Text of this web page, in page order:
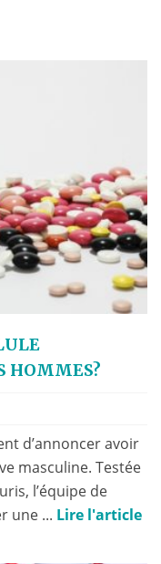
HOMMES?
d’annoncer avoir
masculine. Testée
l’équipe de
une ... Lire l'article